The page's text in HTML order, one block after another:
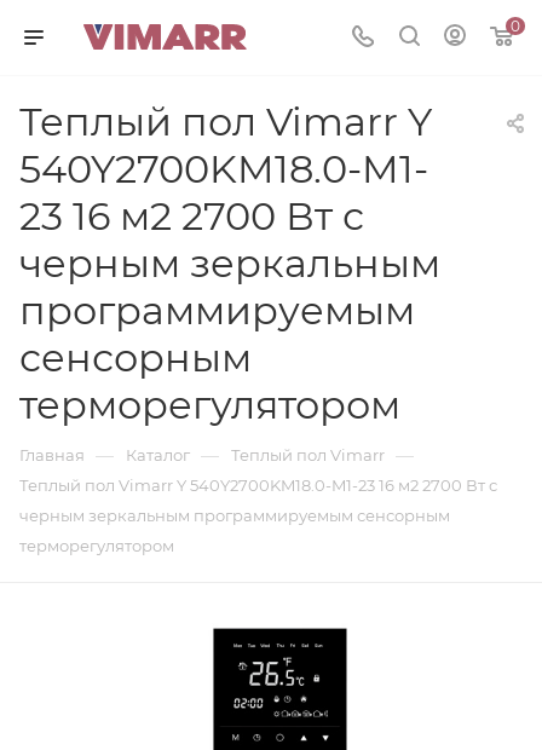
0
Теплый пол Vimarr Y
540Y2700KM18.0-M1-
23 16 м2 2700 Вт с
черным зеркальным
программируемым
сенсорным
терморегулятором
Главная — Каталог — Теплый пол Vimarr —
Теплый пол Vimarr Y 540Y2700KM18.0-M1-23 16 м2 2700 Вт с
черным зеркальным программируемым сенсорным
терморегулятором